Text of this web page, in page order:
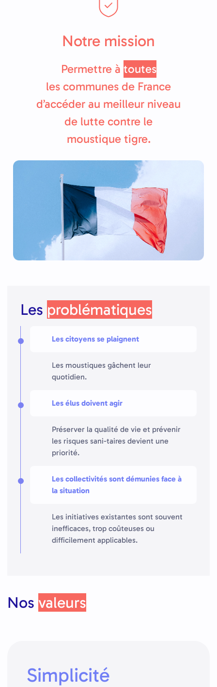
Notre mission
Permettre à toutes
les communes de France
d’accéder au meilleur niveau
de lutte contre le
moustique tigre.
Les problématiques
Les citoyens se plaignent
Les moustiques gâchent leur
quotidien.
Les élus doivent agir
Préserver la qualité de vie et prévenir
les risques sani-taires devient une
priorité.
Les collectivités sont démunies face à
la situation
Les initiatives existantes sont souvent
inefficaces, trop coûteuses ou
difficilement applicables.
Nos valeurs
Simplicité